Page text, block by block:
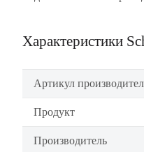
Характеристики
Артикул
Продукт
Производитель